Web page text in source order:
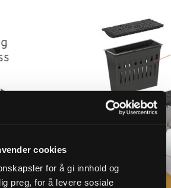
cookies
for å gi innhold og
preg, for å levere sosiale